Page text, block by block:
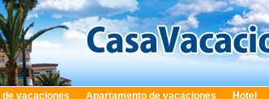
de vacaciones Apartamento de vacaciones Hotel